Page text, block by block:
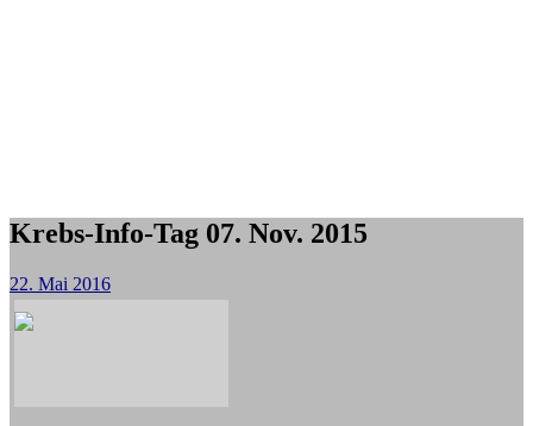
Krebs-Info-Tag 07. Nov. 2015
22. Mai 2016